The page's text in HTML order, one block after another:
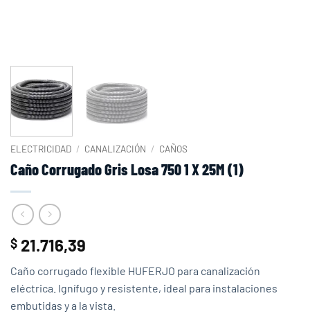
ELECTRICIDAD / CANALIZACIÓN / CAÑOS
Caño Corrugado Gris Losa 750 1 X 25M (1)
$ 21.716,39
Caño corrugado flexible HUFERJO para canalización
eléctrica. Ignífugo y resistente, ideal para instalaciones
embutidas y a la vista.